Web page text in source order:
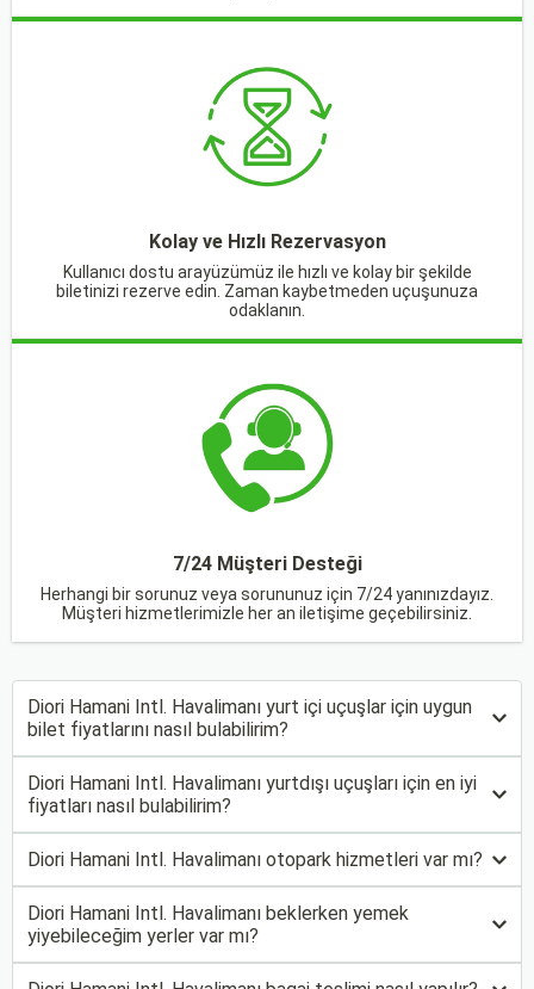
Kolay ve Hızlı Rezervasyon
Kullanıcı dostu arayüzümüz ile hızlı ve kolay bir şekilde
biletinizi rezerve edin. Zaman kaybetmeden uçuşunuza
odaklanın.
7/24 Müşteri Desteği
Herhangi bir sorunuz veya sorununuz için 7/24 yanınızdayız.
Müşteri hizmetlerimizle her an iletişime geçebilirsiniz.
Diori Hamani Intl. Havalimanı yurt içi uçuşlar için uygun
bilet fiyatlarını nasıl bulabilirim?
Diori Hamani Intl. Havalimanı yurtdışı uçuşları için en iyi
fiyatları nasıl bulabilirim?
Diori Hamani Intl. Havalimanı otopark hizmetleri var mı?
Diori Hamani Intl. Havalimanı beklerken yemek
yiyebileceğim yerler var mı?